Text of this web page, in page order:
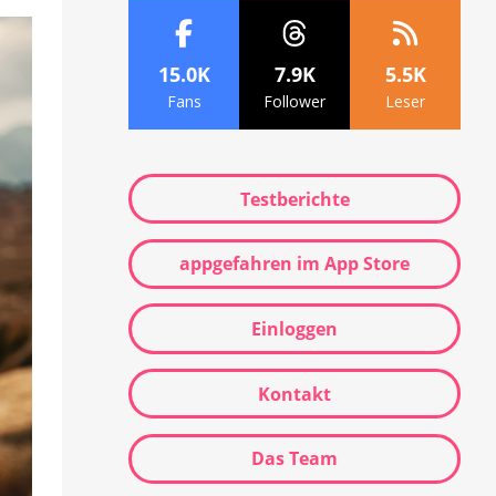
15.0K
Fans
7.9K
Follower
5.5K
Leser
Testberichte
appgefahren im App Store
Einloggen
Kontakt
Das Team